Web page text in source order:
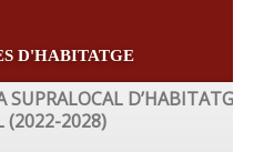
D'HABITATGE
D’HABITATGE
(2022-2028)